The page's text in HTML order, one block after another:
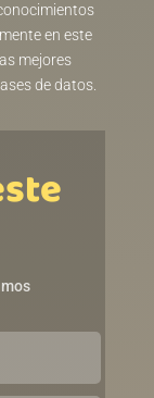
en este
mejores
de datos.